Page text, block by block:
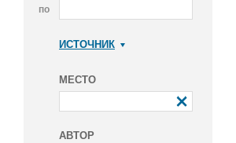
по
ИСТОЧНИК
МЕСТО
АВТОР